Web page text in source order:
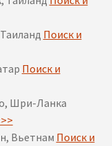
Поиск и
Поиск и
Шри-Ланка
Вьетнам Поиск и